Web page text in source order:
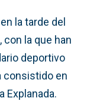
la tarde del
con la que han
deportivo
consistido en
Explanada.